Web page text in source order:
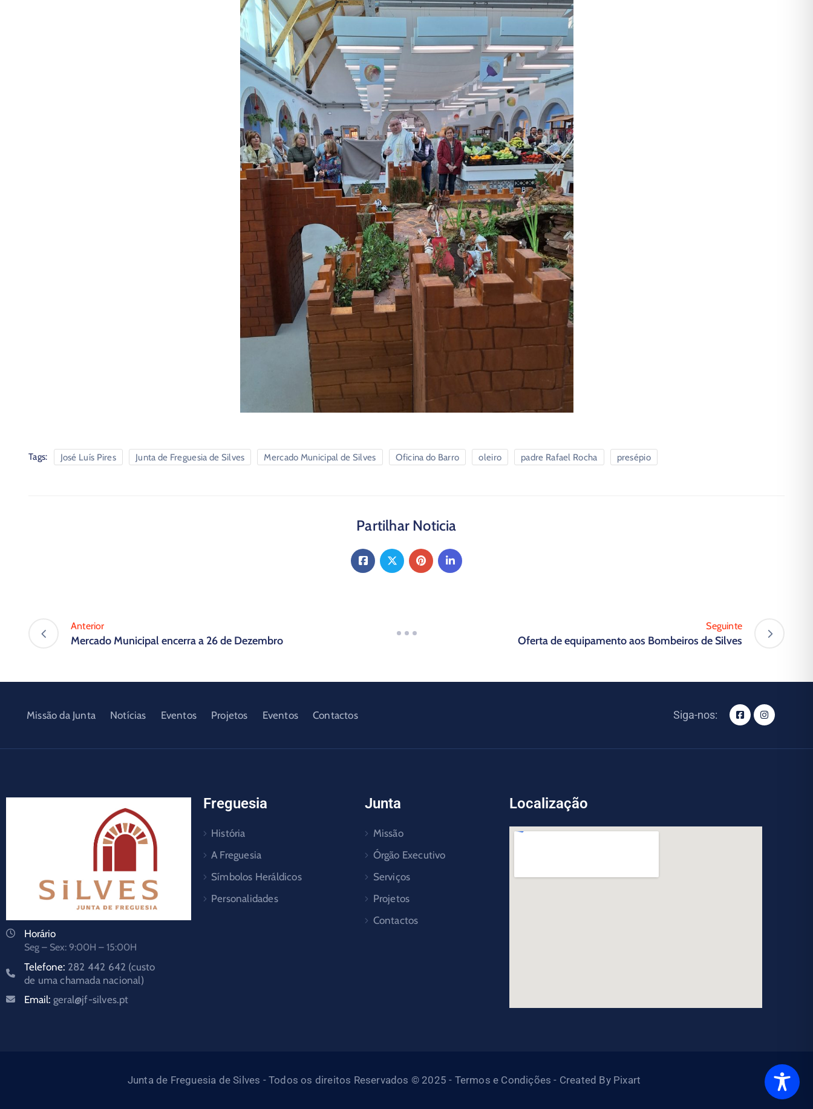
Tags: José Luís Pires Junta de Freguesia de Silves Mercado Municipal de Silves Oficina do Barro oleiro padre Rafael Rocha presépio
Partilhar Noticia
Anterior
Mercado Municipal encerra a 26 de Dezembro
Seguinte
Oferta de equipamento aos Bombeiros de Silves
Missão da Junta Notícias Eventos Projetos Eventos Contactos Siga-nos:
Horário
Seg – Sex: 9:00H – 15:00H
Telefone: 282 442 642 (custo
de uma chamada nacional)
Email: geral@jf-silves.pt
Freguesia
História
A Freguesia
Símbolos Heráldicos
Personalidades
Junta
Missão
Órgão Executivo
Serviços
Projetos
Contactos
Localização
Junta de Freguesia de Silves - Todos os direitos Reservados © 2025 - Termos e Condições - Created By Pixart